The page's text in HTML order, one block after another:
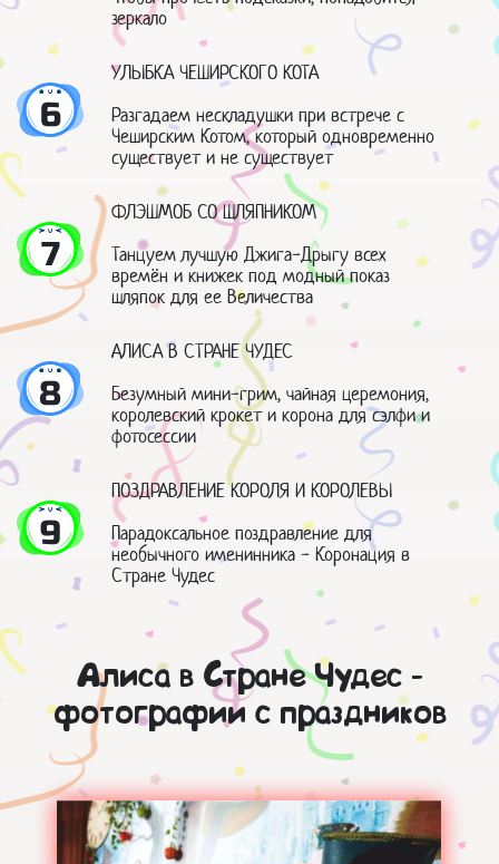
зеркало
6
УЛЫБКА ЧЕШИРСКОГО КОТА
Разгадаем нескладушки при встрече с
Чеширским Котом, который одновременно
существует и не существует
7
ФЛЭШМОБ СО ШЛЯПНИКОМ
Танцуем лучшую Джига-Дрыгу всех
времён и книжек под модный показ
шляпок для ее Величества
8
АЛИСА В СТРАНЕ ЧУДЕС
Безумный мини-грим, чайная церемония,
королевский крокет и корона для сэлфи и
фотосессии
9
ПОЗДРАВЛЕНИЕ КОРОЛЯ И КОРОЛЕВЫ
Парадоксальное поздравление для
необычного именинника - Коронация в
Стране Чудес
Алиса в Стране Чудес -
фотографии с праздников